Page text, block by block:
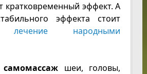
кратковременный эффект. А
эффекта стоит
лечение народными
самомассаж шеи, головы,